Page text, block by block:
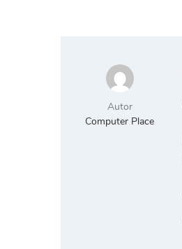
Autor
Computer Place